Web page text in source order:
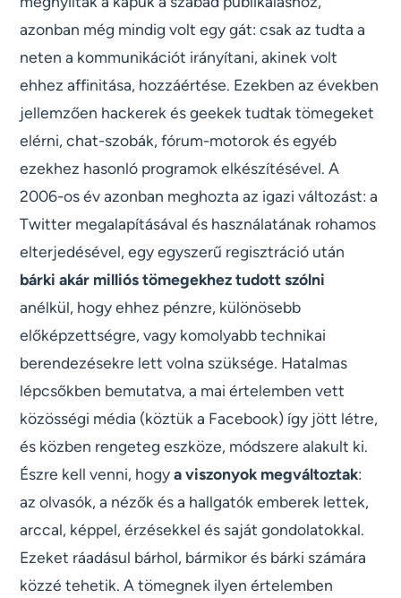
azonban még mindig volt egy gát: csak az tudta a
neten a kommunikációt irányítani, akinek volt
ehhez affinitása, hozzáértése. Ezekben az években
jellemzően hackerek és geekek tudtak tömegeket
elérni, chat-szobák, fórum-motorok és egyéb
ezekhez hasonló programok elkészítésével. A
2006-os év azonban meghozta az igazi változást: a
Twitter megalapításával és használatának rohamos
elterjedésével, egy egyszerű regisztráció után
bárki akár milliós tömegekhez tudott szólni
anélkül, hogy ehhez pénzre, különösebb
előképzettségre, vagy komolyabb technikai
berendezésekre lett volna szüksége. Hatalmas
lépcsőkben bemutatva, a mai értelemben vett
közösségi média (köztük a Facebook) így jött létre,
és közben rengeteg eszköze, módszere alakult ki.
Észre kell venni, hogya viszonyok megváltoztak:
az olvasók, a nézők és a hallgatók emberek lettek,
arccal, képpel, érzésekkel és saját gondolatokkal.
Ezeket ráadásul bárhol, bármikor és bárki számára
közzé tehetik. A tömegnek ilyen értelemben